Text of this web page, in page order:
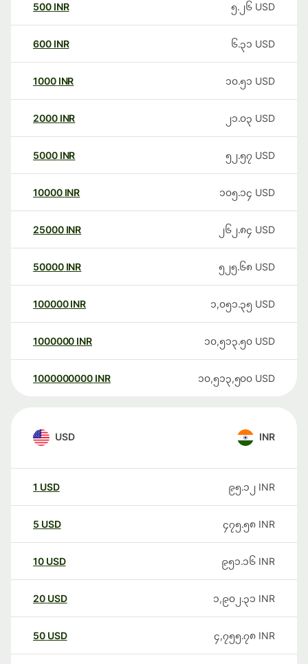
500 INR ၅.၂၆ USD
600 INR ၆.၃၁ USD
1000 INR ၁၀.၅၁ USD
2000 INR ၂၁.၀၃ USD
5000 INR ၅၂.၅၇ USD
10000 INR ၁၀၅.၁၄ USD
25000 INR ၂၆၂.၈၄ USD
50000 INR ၅၂၅.၆၈ USD
100000 INR ၁,၀၅၁.၃၅ USD
1000000 INR ၁၀,၅၁၃.၅၀ USD
1000000000 INR ၁၀,၅၁၃,၅၀၀ USD
USD INR
1 USD ၉၅.၁၂ INR
5 USD ၄၇၅.၅၈ INR
10 USD ၉၅၁.၁၆ INR
20 USD ၁,၉၀၂.၃၁ INR
50 USD ၄,၇၅၅.၇၈ INR